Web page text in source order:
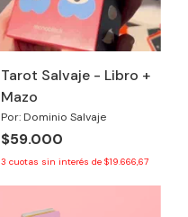
Tarot Salvaje - Libro +
Mazo
Por: Dominio Salvaje
$59.000
3 cuotas sin interés de $19.666,67